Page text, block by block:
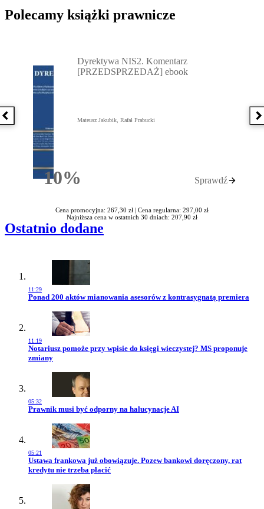
Polecamy książki prawnicze
Poprzednia książka
10%Rabatu
Dyrektywa NIS2. Komentarz
[PRZEDSPRZEDAŻ] ebook
Mateusz Jakubik, Rafał Prabucki
Sprawdź
Cena promocyjna: 267,30 zł | Cena regularna: 297,00 zł
Najniższa cena w ostatnich 30 dniach: 207,90 zł
Ostatnio dodane
11:29
Przejdź do artykułu:
Ponad 200 aktów mianowania asesorów z kontrasygnatą premiera
11:19
Przejdź do artykułu:
Notariusz pomoże przy wpisie do księgi wieczystej? MS proponuje
zmiany
05:32
Przejdź do artykułu:
Prawnik musi być odporny na halucynacje AI
05:21
Przejdź do artykułu:
Ustawa frankowa już obowiązuje. Pozew bankowi doręczony, rat
kredytu nie trzeba płacić